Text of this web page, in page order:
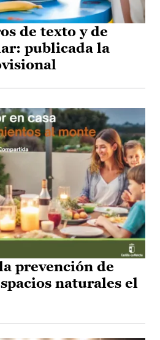
de texto y de
publicada la
prevención de
naturales el